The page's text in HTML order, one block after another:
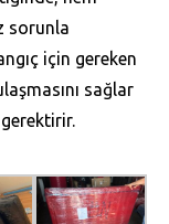
sorunla
için gereken
sağlar